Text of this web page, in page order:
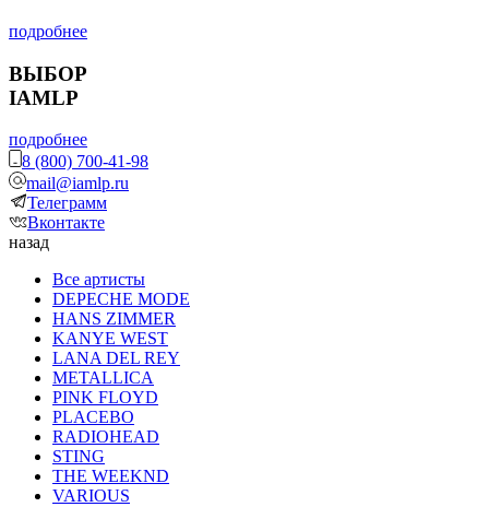
подробнее
ВЫБОР
IAMLP
подробнее
8 (800) 700-41-98
mail@iamlp.ru
Телеграмм
Вконтакте
назад
Все артисты
DEPECHE MODE
HANS ZIMMER
KANYE WEST
LANA DEL REY
METALLICA
PINK FLOYD
PLACEBO
RADIOHEAD
STING
THE WEEKND
VARIOUS